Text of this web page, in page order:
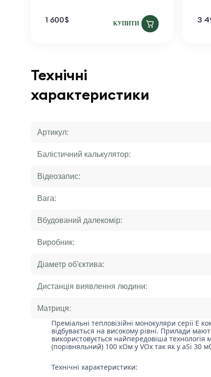
1 600$ КУПИТИ 3
Технічні
характеристики
Артикул:
Балістичний калькулятор:
Відеозапис:
Вага:
Вбудований далекомір:
Виробник:
Діаметр об'єктива:
Дистанція виявлення людини:
Матриця:
Преміальні тепловізійні монокуляри серії
відбувається на високому рівні. Прилади
використовується найпередовіша
(порівняльний) 100 кОм у VOx так як у aSi 30
Технічні характеристики: